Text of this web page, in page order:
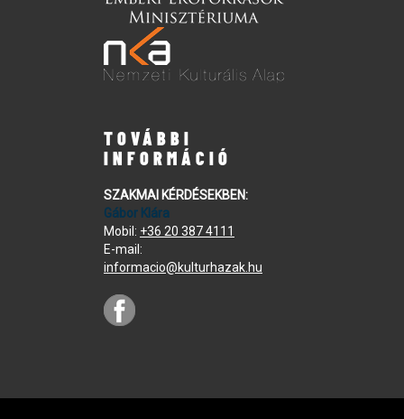
TOVÁBBI
INFORMÁCIÓ
SZAKMAI KÉRDÉSEKBEN:
Gábor Klára
Mobil: +36 20 387 4111
E-mail:
informacio@kulturhazak.hu